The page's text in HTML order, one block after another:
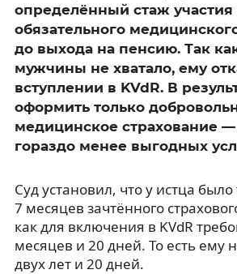
определённый стаж участия
обязательного
до выхода на пенсию. Так
мужчины не хватало, ему
вступлении в KVdR. В
оформить только
медицинское страхование
гораздо менее выгодных
Суд установил, что у истца было
7 месяцев зачтённого
как для включения в KVdR
месяцев и 20 дней. То есть ему
двух лет и 20 дней.